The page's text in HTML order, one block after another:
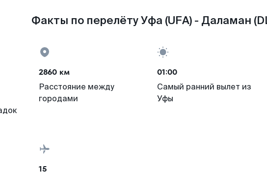
Факты по перелёту Уфа (UFA) - Даламан
2860 км
Расстояние между
городами
01:00
Самый ранний вылет из
Уфы
15